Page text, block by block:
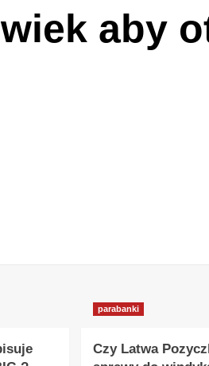
aby
parabanki
Czy Latwa